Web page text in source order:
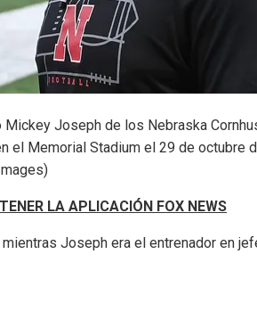
Mickey Joseph de los Nebraska
el Memorial Stadium el 29 de octubre
LA APLICACIÓN FOX NEWS
Joseph era el entrenador en